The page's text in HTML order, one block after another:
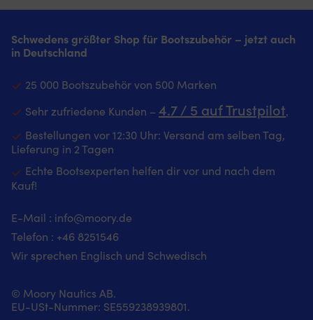
Schwedens größter Shop für Bootszubehör – jetzt auch
in Deutschland
25 000 Bootszubehör von 500 Marken
Sehr zufriedene Kunden – 4.7 / 5 auf Trustpilot‚
Bestellungen vor 12:30 Uhr: Versand am selben Tag,
Lieferung in 2 Tagen
Echte Bootsexperten helfen dir vor und nach dem
Kauf!
E-Mail : info@moory.de
Telefon : +46 8251546
Wir sprechen Englisch und Schwedisch
© Moory Nautics AB.
EU-USt-Nummer: SE559238939801.